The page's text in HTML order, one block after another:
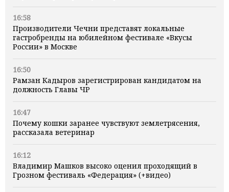
16:58
Производители Чечни представят локальные
гастробренды на юбилейном фестивале «Вкусы
России» в Москве
16:50
Рамзан Кадыров зарегистрирован кандидатом на
должность Главы ЧР
16:47
Почему кошки заранее чувствуют землетрясения,
рассказала ветеринар
16:12
Владимир Машков высоко оценил проходящий в
Грозном фестиваль «Федерация» (+видео)